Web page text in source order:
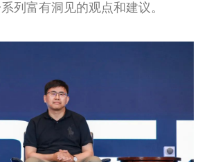
列富有洞见的观点和建议。